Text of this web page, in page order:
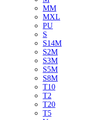
MM
MXL
PU
S
S14M
S2M
S3M
S5M
S8M
T10
T2
T20
T5